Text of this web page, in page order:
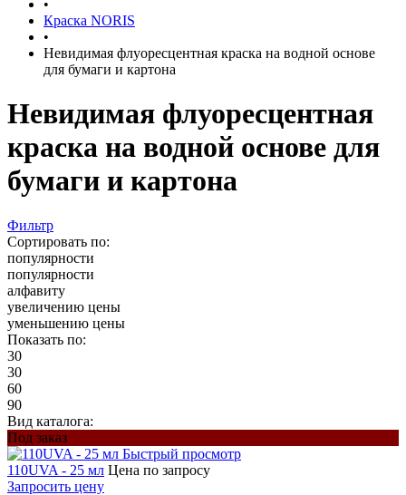
•
Краска NORIS
•
Невидимая флуоресцентная краска на водной основе
для бумаги и картона
Невидимая флуоресцентная
краска на водной основе для
бумаги и картона
Фильтр
Сортировать по:
популярности
популярности
алфавиту
увеличению цены
уменьшению цены
Показать по:
30
30
60
90
Вид каталога:
Под заказ
Быстрый просмотр
110UVA - 25 мл Цена по запросу
Запросить цену